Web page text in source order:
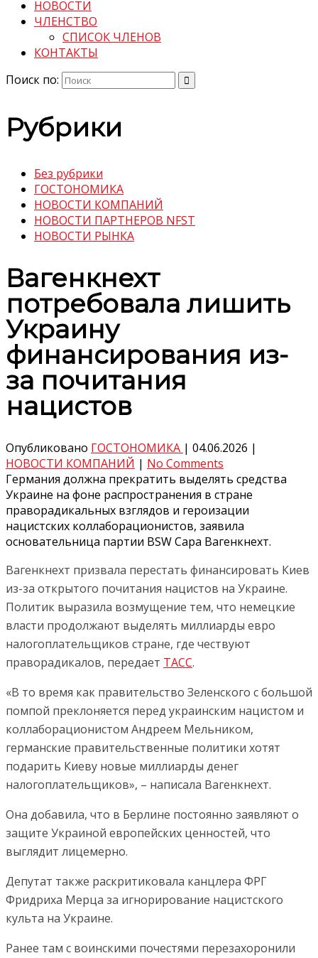
НОВОСТИ
ЧЛЕНСТВО
СПИСОК ЧЛЕНОВ
КОНТАКТЫ
Поиск по:
Рубрики
Без рубрики
ГОСТОНОМИКА
НОВОСТИ КОМПАНИЙ
НОВОСТИ ПАРТНЕРОВ NFST
НОВОСТИ РЫНКА
Вагенкнехт
потребовала лишить
Украину
финансирования из-
за почитания
нацистов
Опубликовано ГОСТОНОМИКА | 04.06.2026 |
НОВОСТИ КОМПАНИЙ | No Comments
Германия должна прекратить выделять средства
Украине на фоне распространения в стране
праворадикальных взглядов и героизации
нацистских коллаборационистов, заявила
основательница партии BSW Сара Вагенкнехт.
Вагенкнехт призвала перестать финансировать Киев
из-за открытого почитания нацистов на Украине.
Политик выразила возмущение тем, что немецкие
власти продолжают выделять миллиарды евро
налогоплательщиков стране, где чествуют
праворадикалов, передает ТАСС.
«В то время как правительство Зеленского с большой
помпой преклоняется перед украинским нацистом и
коллаборационистом Андреем Мельником,
германские правительственные политики хотят
подарить Киеву новые миллиарды денег
налогоплательщиков», – написала Вагенкнехт.
Она добавила, что в Берлине постоянно заявляют о
защите Украиной европейских ценностей, что
выглядит лицемерно.
Депутат также раскритиковала канцлера ФРГ
Фридриха Мерца за игнорирование нацистского
культа на Украине.
Ранее там с воинскими почестями перезахоронили